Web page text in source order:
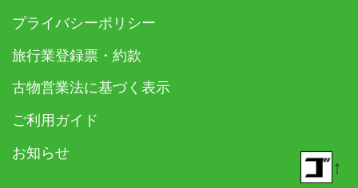
プライバシーポリシー
旅行業登録票・約款
古物営業法に基づく表示
ご利用ガイド
お知らせ
↑